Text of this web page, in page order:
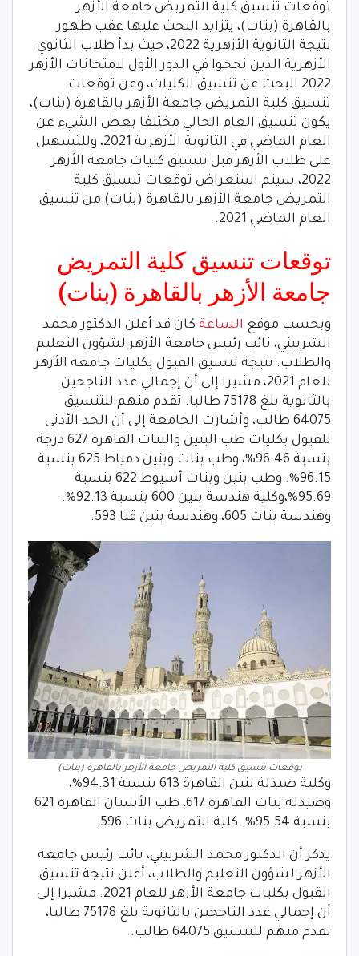
توقعات تنسيق كلية التمريض جامعة الأزهر
بالقاهرة (بنات)، يتزايد البحث عليها عقب ظهور
نتيجة الثانوية الأزهرية 2022، حيث بدأ طلاب الثانوي
الأزهرية الذين نجحوا في الدور الأول لامتحانات الأزهر
2022 البحث عن تنسيق الكليات، وعن توقعات
تنسيق كلية التمريض جامعة الأزهر بالقاهرة (بنات)،
يكون تنسيق العام الحالي مختلفا بعض الشيء عن
العام الماضي في الثانوية الأزهرية 2021، وللتسهيل
على طلاب الأزهر قبل تنسيق كليات جامعة الأزهر
2022، سيتم استعراض توقعات تنسيق كلية
التمريض جامعة الأزهر بالقاهرة (بنات) من تنسيق
العام الماضي 2021.
توقعات تنسيق كلية التمريض
جامعة الأزهر بالقاهرة (بنات)
وبحسب موقع الساعة كان قد أعلن الدكتور محمد
الشربيني، نائب رئيس جامعة الأزهر لشؤون التعليم
والطلاب. نتيجة تنسيق القبول بكليات جامعة الأزهر
للعام 2021، مشيرا إلى أن إجمالي عدد الناجحين
بالثانوية بلغ 75178 طالبا. تقدم منهم للتنسيق
64075 طالب، وأشارت الجامعة إلى أن الحد الأدنى
للقبول بكليات طب البنين والبنات القاهرة 627 درجة
بنسبة 96.46%، وطب بنات وبنين دمياط 625 بنسبة
96.15%. وطب بنين وبنات أسيوط 622 بنسبة
95.69%،وكلية هندسة بنين 600 بنسبة 92.13%.
وهندسة بنات 605، وهندسة بنين قنا 593.
توقعات تنسيق كلية التمريض جامعة الأزهر بالقاهرة (بنات)
وكلية صيدلة بنين القاهرة 613 بنسبة 94.31%،
وصيدلة بنات القاهرة 617، طب الأسنان القاهرة 621
بنسبة 95.54%. كلية التمريض بنات 596.
يذكر أن الدكتور محمد الشربيني، نائب رئيس جامعة
الأزهر لشؤون التعليم والطلاب، أعلن نتيجة تنسيق
القبول بكليات جامعة الأزهر للعام 2021. مشيرا إلى
أن إجمالي عدد الناجحين بالثانوية بلغ 75178 طالبا،
تقدم منهم للتنسيق 64075 طالب.